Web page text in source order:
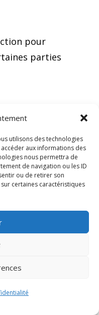
utilisons des technologies
aux informations des
nous permettra de
de navigation ou les ID
ou de retirer son
certaines caractéristiques
pour
parties
de Tirage
une technique de
la création
partir d'un
un processus